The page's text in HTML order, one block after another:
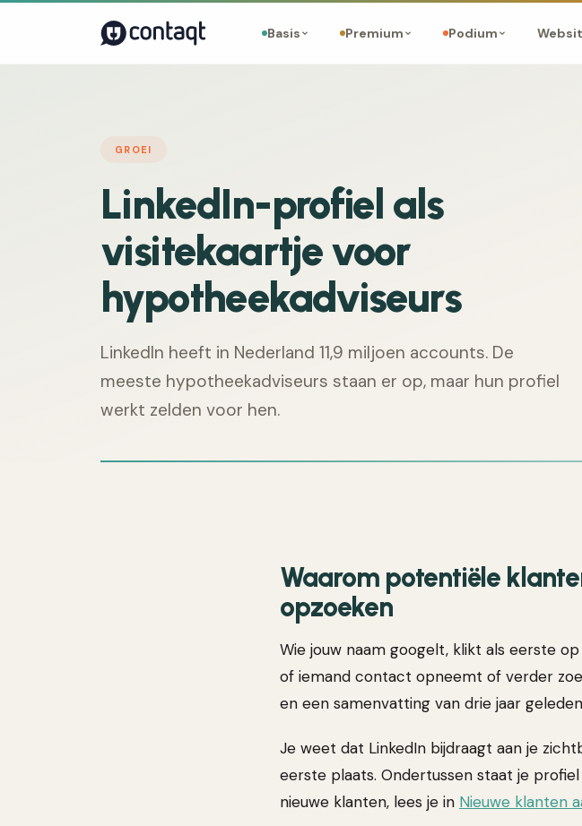
Basis Premium Podium
GROEI
LinkedIn-profiel als
visitekaartje voor
hypotheekadviseurs
LinkedIn heeft in Nederland 11,9 miljoen accounts. De
meeste hypotheekadviseurs staan er op, maar hun profiel
werkt zelden voor hen.
Waarom potentiële
opzoeken
Wie jouw naam googelt, klikt als eerste
of iemand contact opneemt of verder
en een samenvatting van drie jaar
Je weet dat LinkedIn bijdraagt aan je
eerste plaats. Ondertussen staat je
nieuwe klanten, lees je in Nieuwe klanten